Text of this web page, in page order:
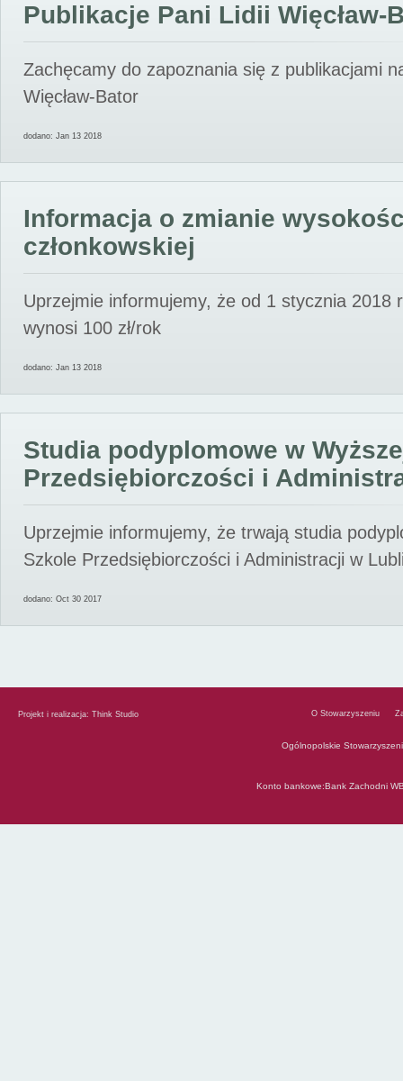
Publikacje Pani Lidii Więcław-
Zachęcamy do zapoznania się z publikacjami
Więcław-Bator
dodano: Jan 13 2018
Informacja o zmianie
członkowskiej
Uprzejmie informujemy, że od 1 stycznia 2018
wynosi 100 zł/rok
dodano: Jan 13 2018
Studia podyplomowe w
Przedsiębiorczości i
Uprzejmie informujemy, że trwają studia
Szkole Przedsiębiorczości i Administracji w
dodano: Oct 30 2017
Projekt i realizacja: Think Studio O Stowarzyszeniu
Ogólnopolskie
Konto bankowe:Bank Zachodni